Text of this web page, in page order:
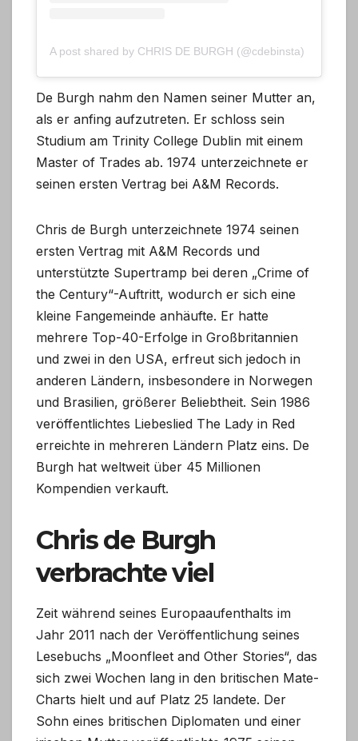
A post shared by CHRIS DE BURGH (@cdebinsta)
De Burgh nahm den Namen seiner Mutter an,
als er anfing aufzutreten. Er schloss sein
Studium am Trinity College Dublin mit einem
Master of Trades ab. 1974 unterzeichnete er
seinen ersten Vertrag bei A&M Records.
Chris de Burgh unterzeichnete 1974 seinen
ersten Vertrag mit A&M Records und
unterstützte Supertramp bei deren „Crime of
the Century“-Auftritt, wodurch er sich eine
kleine Fangemeinde anhäufte. Er hatte
mehrere Top-40-Erfolge in Großbritannien
und zwei in den USA, erfreut sich jedoch in
anderen Ländern, insbesondere in Norwegen
und Brasilien, größerer Beliebtheit. Sein 1986
veröffentlichtes Liebeslied The Lady in Red
erreichte in mehreren Ländern Platz eins. De
Burgh hat weltweit über 45 Millionen
Kompendien verkauft.
Chris de Burgh
verbrachte viel
Zeit während seines Europaaufenthalts im
Jahr 2011 nach der Veröffentlichung seines
Lesebuchs „Moonfleet and Other Stories“, das
sich zwei Wochen lang in den britischen Mate-
Charts hielt und auf Platz 25 landete. Der
Sohn eines britischen Diplomaten und einer